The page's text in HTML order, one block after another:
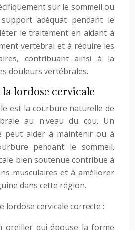
sur le sommeil ou
adéquat pendant le
le traitement en aidant à
vertébral et à réduire les
contribuant ainsi à la
douleurs vertébrales.
lordose cervicale
est la courbure naturelle de
au niveau du cou. Un
peut aider à maintenir ou à
pendant le sommeil.
bien soutenue contribue à
musculaires et à améliorer
dans cette région.
lordose cervicale correcte :
oreiller qui épouse la forme